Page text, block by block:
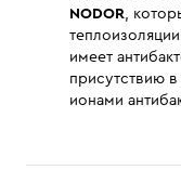
NODOR,
имеет
присутствию
ионами